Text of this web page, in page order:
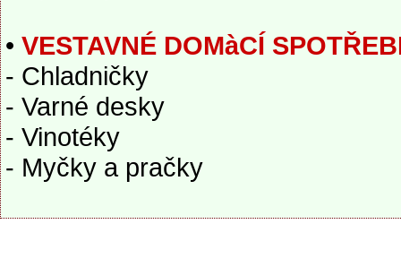
• VESTAVNÉ DOMàCÍ
- Chladničky
- Varné desky
- Vinotéky
- Myčky a pračky